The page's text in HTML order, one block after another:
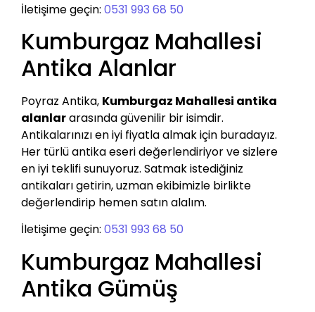
İletişime geçin: 0531 993 68 50
Kumburgaz Mahallesi
Antika Alanlar
Poyraz Antika, Kumburgaz Mahallesi antika
alanlararasında güvenilir bir isimdir.
Antikalarınızı en iyi fiyatla almak için buradayız.
Her türlü antika eseri değerlendiriyor ve sizlere
en iyi teklifi sunuyoruz. Satmak istediğiniz
antikaları getirin, uzman ekibimizle birlikte
değerlendirip hemen satın alalım.
İletişime geçin: 0531 993 68 50
Kumburgaz Mahallesi
Antika Gümüş